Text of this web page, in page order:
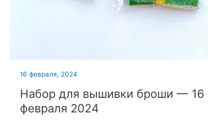
16 февраля, 2024
Набор для вышивки броши — 16
февраля 2024